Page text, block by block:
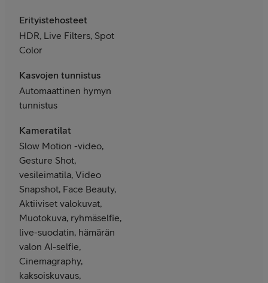
Erityistehosteet
HDR, Live Filters, Spot
Color
Kasvojen tunnistus
Automaattinen hymyn
tunnistus
Kameratilat
Slow Motion -video,
Gesture Shot,
vesileimatila, Video
Snapshot, Face Beauty,
Aktiiviset valokuvat,
Muotokuva, ryhmäselfie,
live-suodatin, hämärän
valon AI-selfie,
Cinemagraphy,
kaksoiskuvaus,